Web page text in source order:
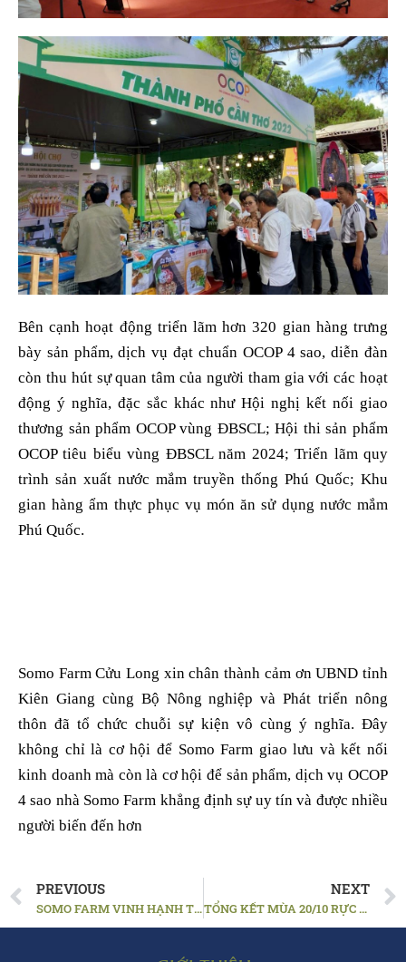
Bên cạnh hoạt động triển lãm hơn 320 gian hàng trưng
bày sản phẩm, dịch vụ đạt chuẩn OCOP 4 sao, diễn đàn
còn thu hút sự quan tâm của người tham gia với các hoạt
động ý nghĩa, đặc sắc khác như Hội nghị kết nối giao
thương sản phẩm OCOP vùng ĐBSCL; Hội thi sản phẩm
OCOP tiêu biểu vùng ĐBSCL năm 2024; Triển lãm quy
trình sản xuất nước mắm truyền thống Phú Quốc; Khu
gian hàng ẩm thực phục vụ món ăn sử dụng nước mắm
Phú Quốc.
Somo Farm Cửu Long xin chân thành cảm ơn UBND tỉnh
Kiên Giang cùng Bộ Nông nghiệp và Phát triển nông
thôn đã tổ chức chuỗi sự kiện vô cùng ý nghĩa. Đây
không chỉ là cơ hội để Somo Farm giao lưu và kết nối
kinh doanh mà còn là cơ hội để sản phẩm, dịch vụ OCOP
4 sao nhà Somo Farm khẳng định sự uy tín và được nhiều
người biến đến hơn
PREVIOUS
SOMO FARM VINH HẠNH THAM DỰ “HỘI NGHỊ KẾT NỐI GIAO THƯƠNG GIỮA 5 THÀNH PHỐ TRỰC THUỘC TRUNG ƯƠNG VỚI CÁC TỈNH ĐỒNG BẰNG SÔNG CỬU LONG VÀ MỘT SỐ TỈNH ĐÔNG NAM BỘ NĂM 2024”
NEXT
TỔNG KẾT MÙA 20/10 RỰC RỠ TẠI SOMO FARM CỬU LONG